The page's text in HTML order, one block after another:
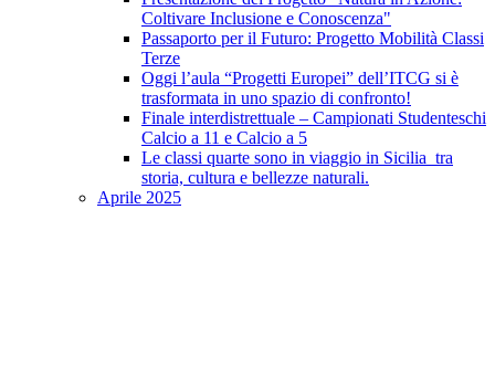
Coltivare Inclusione e Conoscenza"
Passaporto per il Futuro: Progetto Mobilità Classi
Terze
Oggi l’aula “Progetti Europei” dell’ITCG si è
trasformata in uno spazio di confronto!
Finale interdistrettuale – Campionati Studenteschi
Calcio a 11 e Calcio a 5
Le classi quarte sono in viaggio in Sicilia tra
storia, cultura e bellezze naturali.
Aprile 2025